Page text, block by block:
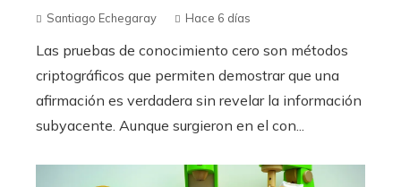
Santiago Echegaray Hace 6 días
Las pruebas de conocimiento cero son métodos
criptográficos que permiten demostrar que una
afirmación es verdadera sin revelar la información
subyacente. Aunque surgieron en el con...